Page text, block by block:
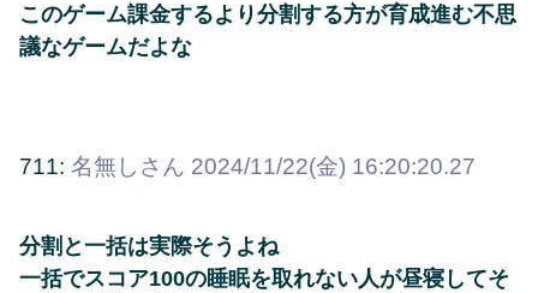
このゲーム課金するより分割する方が育成進む不思
議なゲームだよな
711: 名無しさん 2024/11/22(金) 16:20:20.27
分割と一括は実際そうよね
一括でスコア100の睡眠を取れない人が昼寝してそ